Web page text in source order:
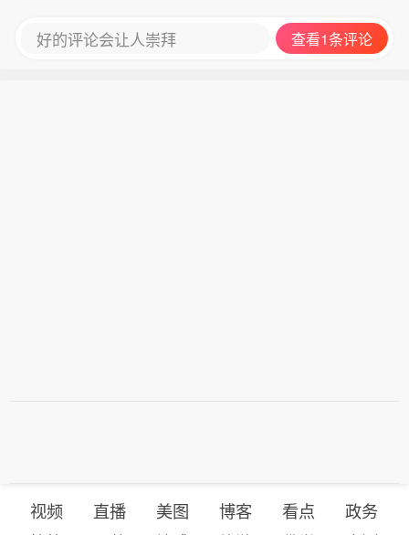
好的评论会让人崇拜 查看1条评论
视频 直播 美图 博客 看点
政务